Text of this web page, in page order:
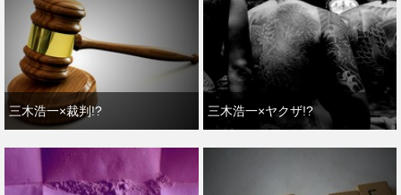
三木浩一×裁判!? 三木浩一×ヤクザ!?